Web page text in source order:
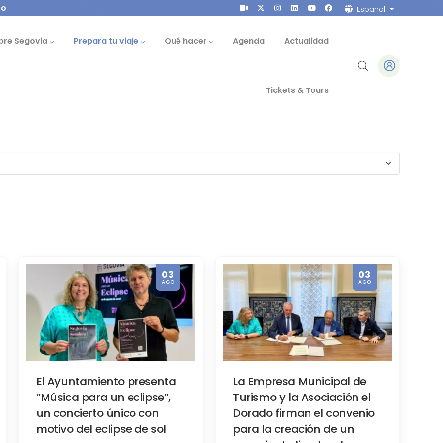
Español Lista
Segovia Prepara tu viaje Qué hacer Agenda Actualidad
Tickets & Tours
de prensa, Promoción turística
Turismo y la Asociación el Dorado firman el convenio
Idiomático
Verano que ha traído a Segovia a 32 estudiantes
03
AGO
El Ayuntamiento presenta
“Música para un eclipse”,
un concierto único con
motivo del eclipse de sol
03
AGO
La Empresa Municipal de
Turismo y la Asociación el
Dorado firman el convenio
para la creación de un